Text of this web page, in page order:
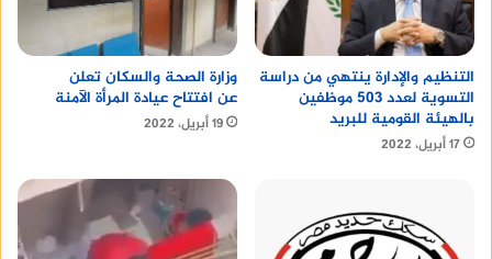
من هو الفقير المستحق للزكاة
أقرأ أيضا :دار التقوى للطبع والنشر والتوزيع
التنظيم والإدارة ينتهي من دراسة
التسوية لعدد 503 موظفين
بالهيئة القومية للبريد
17 أبريل، 2022
وزارة الصحة والسكان تعلن
عن افتتاح عيادة المرأة الآمنة
19 أبريل، 2022